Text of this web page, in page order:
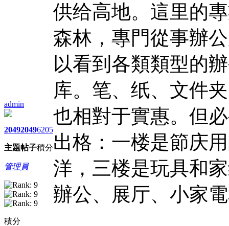
admin
2049
主題
2049
帖子
6205
積分
管理員
積分
供给高地。這里的
森林，專門從事辦
以看到各類類型的
库。笔、纸、文件
也相對于實惠。但
出格：一楼是節庆
洋，三楼是玩具和
辦公、展厅、小家